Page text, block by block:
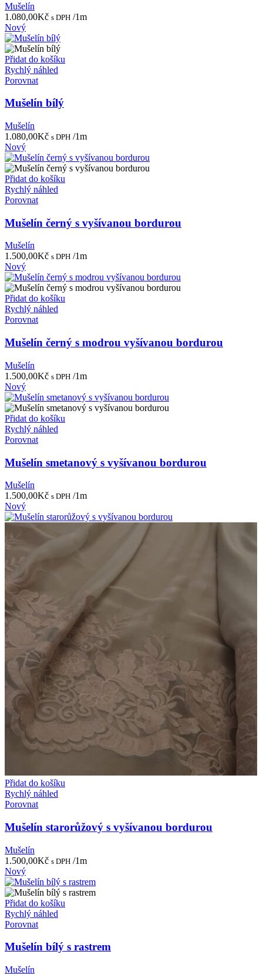
Mušelín
1.080,00Kč s DPH /1m
Nový
Přidat do košíku
Rychlý náhled
Porovnat
Mušelín bílý
Mušelín
1.080,00Kč s DPH /1m
Nový
Přidat do košíku
Rychlý náhled
Porovnat
Mušelín černý s vyšívanou bordurou
Mušelín
1.500,00Kč s DPH /1m
Nový
Přidat do košíku
Rychlý náhled
Porovnat
Mušelín černý s modrou vyšívanou bordurou
Mušelín
1.500,00Kč s DPH /1m
Nový
Přidat do košíku
Rychlý náhled
Porovnat
Mušelín smetanový s vyšívanou bordurou
Mušelín
1.500,00Kč s DPH /1m
Nový
Přidat do košíku
Rychlý náhled
Porovnat
Mušelín starorůžový s vyšívanou bordurou
Mušelín
1.500,00Kč s DPH /1m
Nový
Přidat do košíku
Rychlý náhled
Porovnat
Mušelín bílý s rastrem
Mušelín